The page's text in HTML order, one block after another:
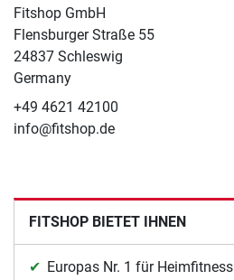
Fitshop GmbH
Flensburger Straße 55
24837 Schleswig
Germany
+49 4621 42100
info@fitshop.de
FITSHOP BIETET IHNEN
Europas Nr. 1 für Heimfitness